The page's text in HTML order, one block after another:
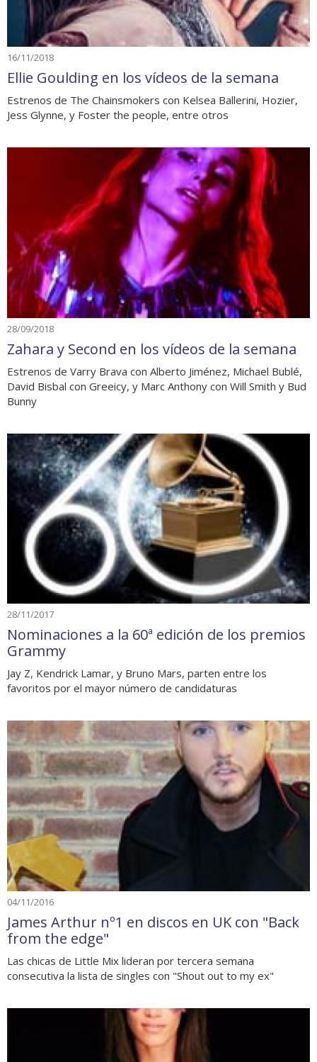
16/11/2018
Ellie Goulding en los vídeos de la semana
Estrenos de The Chainsmokers con Kelsea Ballerini, Hozier,
Jess Glynne, y Foster the people, entre otros
28/09/2018
Zahara y Second en los vídeos de la semana
Estrenos de Varry Brava con Alberto Jiménez, Michael Bublé,
David Bisbal con Greeicy, y Marc Anthony con Will Smith y Bud
Bunny
28/11/2017
Nominaciones a la 60ª edición de los premios
Grammy
Jay Z, Kendrick Lamar, y Bruno Mars, parten entre los
favoritos por el mayor número de candidaturas
04/11/2016
James Arthur nº1 en discos en UK con "Back
from the edge"
Las chicas de Little Mix lideran por tercera semana
consecutiva la lista de singles con "Shout out to my ex"